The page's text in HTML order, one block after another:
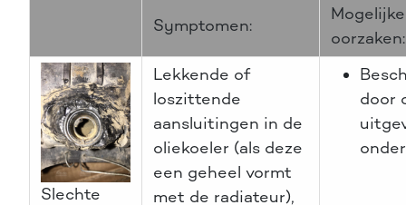
Symptomen:
oorzaken:
Slechte
Lekkende of
loszittende
aansluitingen in de
oliekoeler (als deze
een geheel vormt
met de radiateur),
door